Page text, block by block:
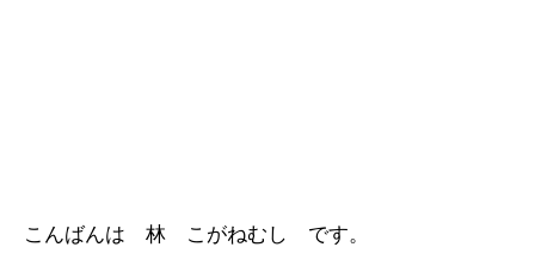
こんばんは 林 こがねむし です。